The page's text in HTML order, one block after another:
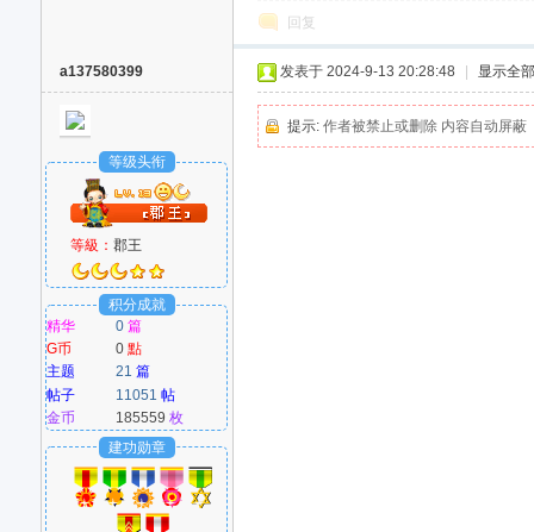
回复
a137580399
等级头衔
等級：郡王
积分成就
精华
0 篇
G币
0點
主题
21 篇
帖子
11051 帖
金币
185559枚
建功勋章
发表于 2024-9-13 20:28:48 显示全
提示: 作者被禁止或删除 内容自动屏蔽